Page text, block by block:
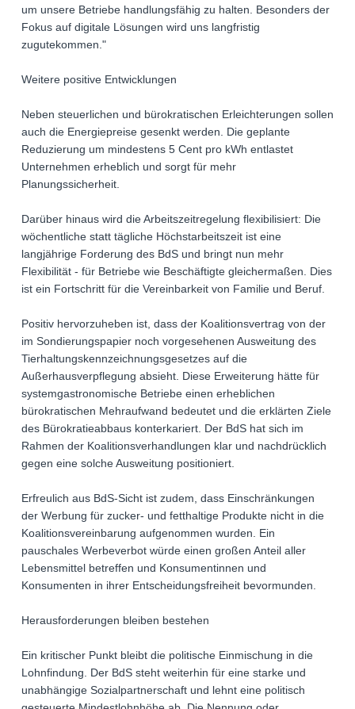
um unsere Betriebe handlungsfähig zu halten. Besonders der
Fokus auf digitale Lösungen wird uns langfristig
zugutekommen."
Weitere positive Entwicklungen
Neben steuerlichen und bürokratischen Erleichterungen sollen
auch die Energiepreise gesenkt werden. Die geplante
Reduzierung um mindestens 5 Cent pro kWh entlastet
Unternehmen erheblich und sorgt für mehr
Planungssicherheit.
Darüber hinaus wird die Arbeitszeitregelung flexibilisiert: Die
wöchentliche statt tägliche Höchstarbeitszeit ist eine
langjährige Forderung des BdS und bringt nun mehr
Flexibilität - für Betriebe wie Beschäftigte gleichermaßen. Dies
ist ein Fortschritt für die Vereinbarkeit von Familie und Beruf.
Positiv hervorzuheben ist, dass der Koalitionsvertrag von der
im Sondierungspapier noch vorgesehenen Ausweitung des
Tierhaltungskennzeichnungsgesetzes auf die
Außerhausverpflegung absieht. Diese Erweiterung hätte für
systemgastronomische Betriebe einen erheblichen
bürokratischen Mehraufwand bedeutet und die erklärten Ziele
des Bürokratieabbaus konterkariert. Der BdS hat sich im
Rahmen der Koalitionsverhandlungen klar und nachdrücklich
gegen eine solche Ausweitung positioniert.
Erfreulich aus BdS-Sicht ist zudem, dass Einschränkungen
der Werbung für zucker- und fetthaltige Produkte nicht in die
Koalitionsvereinbarung aufgenommen wurden. Ein
pauschales Werbeverbot würde einen großen Anteil aller
Lebensmittel betreffen und Konsumentinnen und
Konsumenten in ihrer Entscheidungsfreiheit bevormunden.
Herausforderungen bleiben bestehen
Ein kritischer Punkt bleibt die politische Einmischung in die
Lohnfindung. Der BdS steht weiterhin für eine starke und
unabhängige Sozialpartnerschaft und lehnt eine politisch